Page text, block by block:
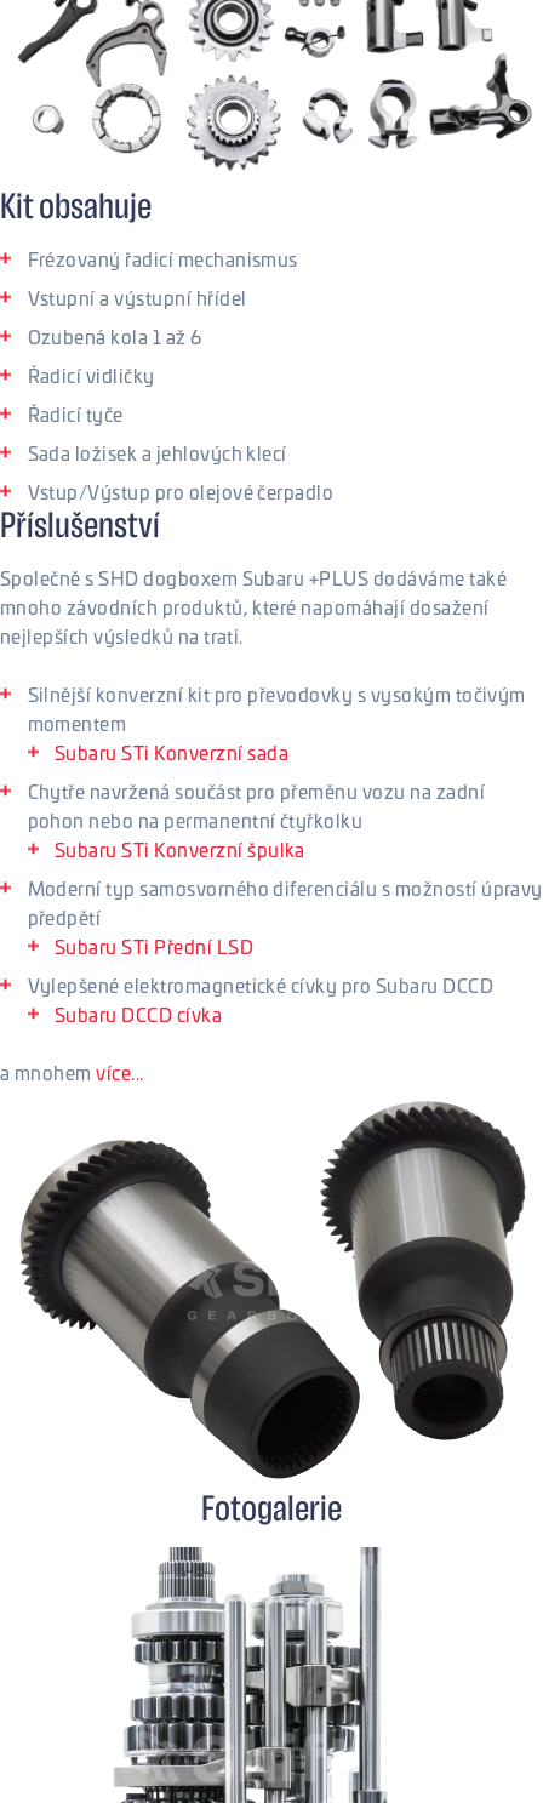
Kit obsahuje
Frézovaný řadicí mechanismus
Vstupní a výstupní hřídel
Ozubená kola 1 až 6
Řadicí vidličky
Řadicí tyče
Sada ložisek a jehlových klecí
Vstup/Výstup pro olejové čerpadlo
Příslušenství
Společně s SHD dogboxem Subaru +PLUS dodáváme také
mnoho závodních produktů, které napomáhají dosažení
nejlepších výsledků na trati.
Silnější konverzní kit pro převodovky s vysokým točivým
momentem
Subaru STi Konverzní sada
Chytře navržená součást pro přeměnu vozu na zadní
pohon nebo na permanentní čtyřkolku
Subaru STi Konverzní špulka
Moderní typ samosvorného diferenciálu s možností úpravy
předpětí
Subaru STi Přední LSD
Vylepšené elektromagnetické cívky pro Subaru DCCD
Subaru DCCD cívka
a mnohemvíce...
Fotogalerie